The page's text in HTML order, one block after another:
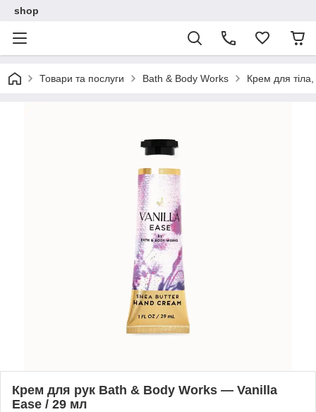
shop
Товари та послуги Bath & Body Works Крем для
Крем для рук Bath & Body Works — Vanilla
Ease / 29 мл